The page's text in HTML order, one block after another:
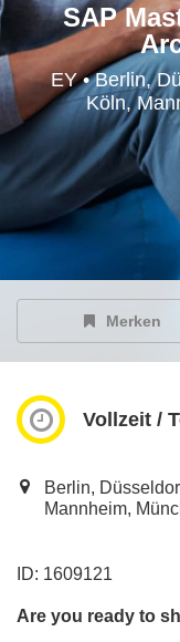
Höre in die EY-
EY
der
EY
SAP
EY • Berlin,
Köln,
Merken
Vollzeit /
Berlin,
Mannheim,
ID: 1609121
Are you ready to